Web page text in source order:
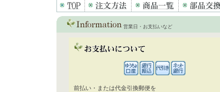
営業日・お支払いなど
前払い・または代金引換郵便を